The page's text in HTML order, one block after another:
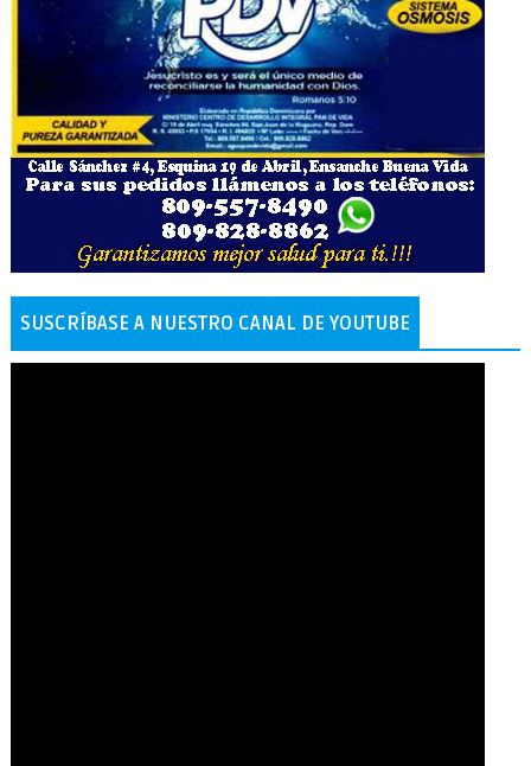
SUSCRÍBASE A NUESTRO CANAL DE YOUTUBE